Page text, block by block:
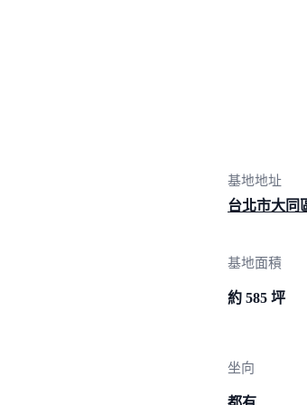
基地地址
台北市大同
基地面積
約 585 坪
坐向